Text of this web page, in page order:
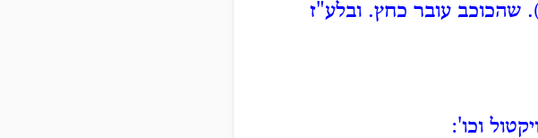
שהכוכב עובר כחץ. ובלע"ז
וכו':